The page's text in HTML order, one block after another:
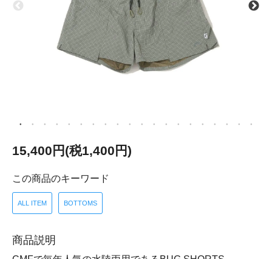
15,400円(税1,400円)
この商品のキーワード
ALL ITEM BOTTOMS
商品説明